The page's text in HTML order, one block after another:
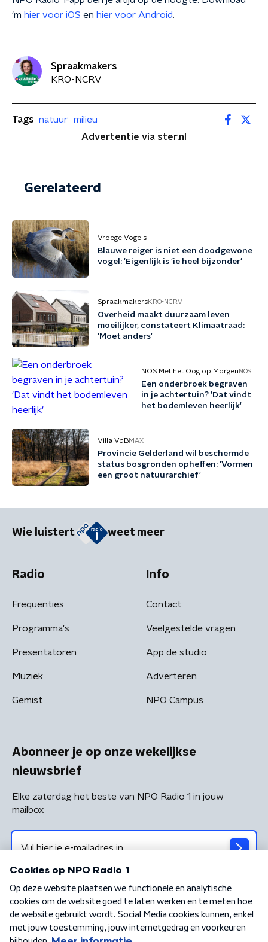
'm hier voor iOS en hier voor Android.
Spraakmakers
KRO-NCRV
Tags natuur
milieu
Advertentie via ster.nl
Gerelateerd
Vroege Vogels
Blauwe reiger is niet een doodgewone
vogel: 'Eigenlijk is 'ie heel bijzonder'
SpraakmakersKRO-NCRV
Overheid maakt duurzaam leven
moeilijker, constateert Klimaatraad:
'Moet anders'
NOS Met het Oog op Morgen NOS
Een onderbroek begraven
in je achtertuin? 'Dat vindt
het bodemleven heerlijk'
Villa VdBMAX
Provincie Gelderland wil beschermde
status bosgronden opheffen: 'Vormen
een groot natuurarchief'
Wie luistert weet meer
Radio
Frequenties
Programma's
Presentatoren
Muziek
Gemist
Info
Contact
Veelgestelde vragen
App de studio
Adverteren
NPO Campus
Abonneer je op onze wekelijkse
nieuwsbrief
Elke zaterdag het beste van NPO Radio 1 in jouw
mailbox
Algemene voorwaarden